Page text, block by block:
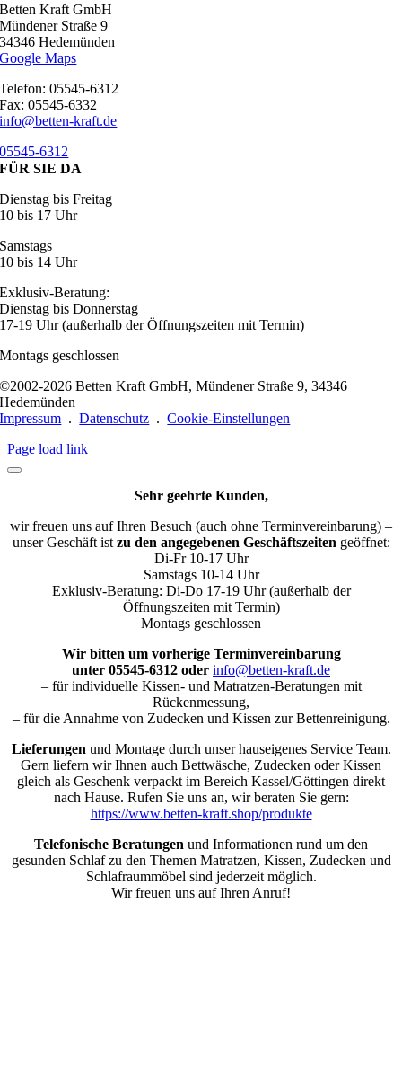
Betten Kraft GmbH
Mündener Straße 9
34346 Hedemünden
Google Maps
Telefon: 05545-6312
Fax: 05545-6332
info@betten-kraft.de
05545-6312
FÜR SIE DA
Dienstag bis Freitag
10 bis 17 Uhr
Samstags
10 bis 14 Uhr
Exklusiv-Beratung:
Dienstag bis Donnerstag
17-19 Uhr (außerhalb der Öffnungszeiten mit Termin)
Montags geschlossen
©2002-2026 Betten Kraft GmbH, Mündener Straße 9, 34346
Hedemünden
Impressum .Datenschutz .Cookie-Einstellungen
Page load link
Sehr geehrte Kunden,
wir freuen uns auf Ihren Besuch (auch ohne Terminvereinbarung) –
unser Geschäft ist zu den angegebenen Geschäftszeiten geöffnet:
Di-Fr 10-17 Uhr
Samstags 10-14 Uhr
Exklusiv-Beratung: Di-Do 17-19 Uhr (außerhalb der
Öffnungszeiten mit Termin)
Montags geschlossen
Wir bitten um vorherige Terminvereinbarung
unter 05545-6312 oder info@betten-kraft.de
– für individuelle Kissen- und Matratzen-Beratungen mit
Rückenmessung,
– für die Annahme von Zudecken und Kissen zur Bettenreinigung.
Lieferungen und Montage durch unser hauseigenes Service Team.
Gern liefern wir Ihnen auch Bettwäsche, Zudecken oder Kissen
gleich als Geschenk verpackt im Bereich Kassel/Göttingen direkt
nach Hause. Rufen Sie uns an, wir beraten Sie gern:
https://www.betten-kraft.shop/produkte
Telefonische Beratungen und Informationen rund um den
gesunden Schlaf zu den Themen Matratzen, Kissen, Zudecken und
Schlafraummöbel sind jederzeit möglich.
Wir freuen uns auf Ihren Anruf!